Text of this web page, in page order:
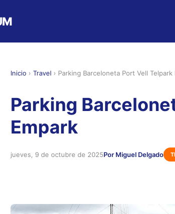
Inicio › Travel › Parking Barceloneta Port Vell Telpark
Parking
Empark
jueves, 9 de octubre de 2025Por Miguel Delgado